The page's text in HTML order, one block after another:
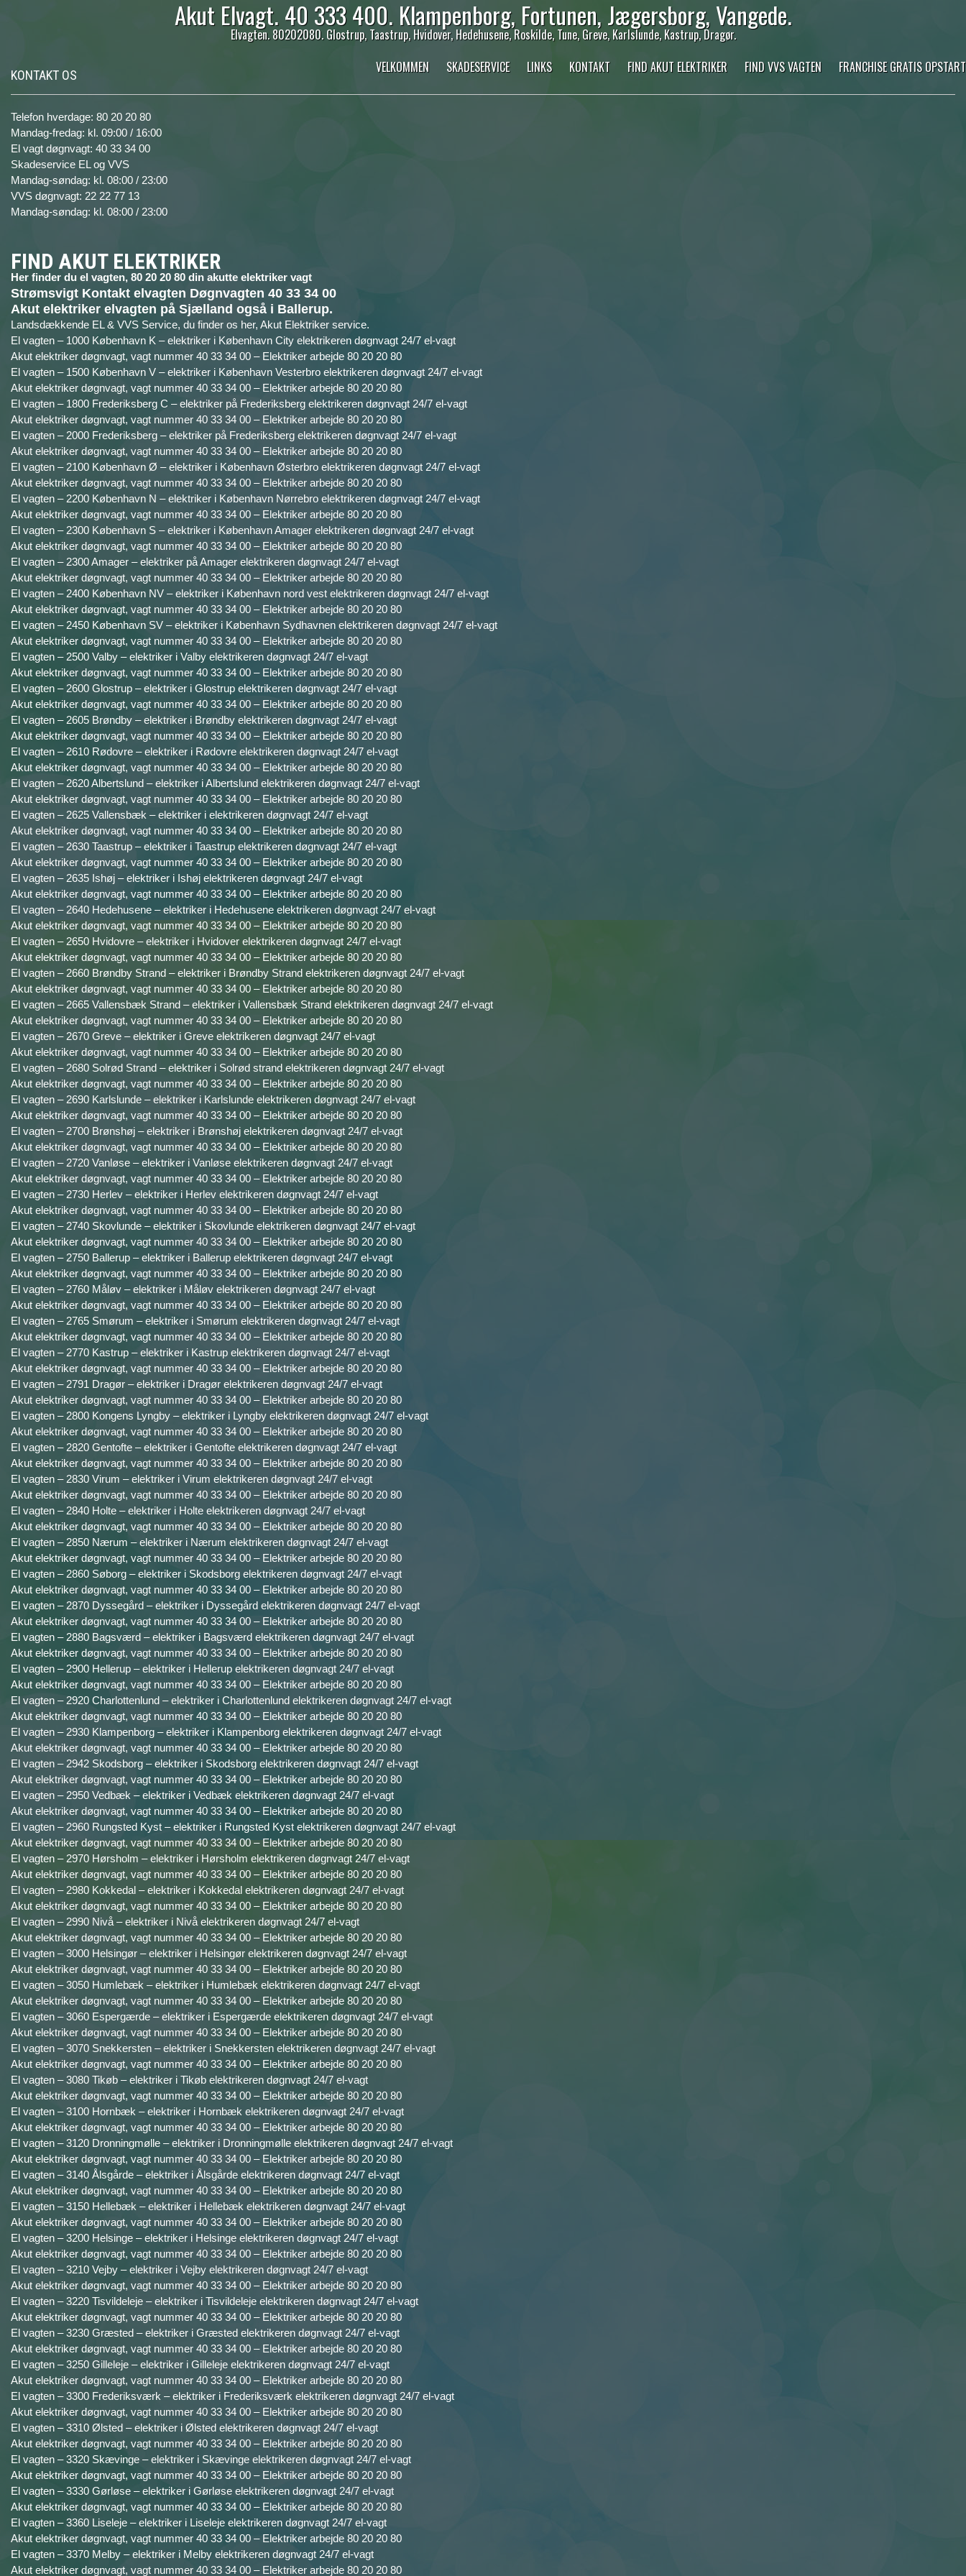
Akut Elvagt. 40 333 400. Klampenborg, Fortunen, Jægersborg, Vangede.
Elvagten. 80202080. Glostrup, Taastrup, Hvidover, Hedehusene, Roskilde, Tune, Greve, Karlslunde, Kastrup, Dragør.
VELKOMMEN
SKADESERVICE LINKS KONTAKT FIND AKUT ELEKTRIKER FIND VVS VAGTEN FRANCHISE GRATIS OPSTART
KONTAKT OS
Telefon hverdage: 80 20 20 80
Mandag-fredag: kl. 09:00 / 16:00
El vagt døgnvagt: 40 33 34 00
Skadeservice EL og VVS
Mandag-søndag: kl. 08:00 / 23:00
VVS døgnvagt: 22 22 77 13
Mandag-søndag: kl. 08:00 / 23:00
FIND AKUT ELEKTRIKER
Her finder du el vagten, 80 20 20 80 din akutte elektriker vagt
Strømsvigt Kontakt elvagten Døgnvagten 40 33 34 00
Akut elektriker elvagten på Sjælland også i Ballerup.
Landsdækkende EL & VVS Service, du finder os her, Akut Elektriker service.
El vagten – 1000 København K – elektriker i København City elektrikeren døgnvagt 24/7 el-vagt
Akut elektriker døgnvagt, vagt nummer 40 33 34 00 – Elektriker arbejde 80 20 20 80
El vagten – 1500 København V – elektriker i København Vesterbro elektrikeren døgnvagt 24/7 el-vagt
Akut elektriker døgnvagt, vagt nummer 40 33 34 00 – Elektriker arbejde 80 20 20 80
El vagten – 1800 Frederiksberg C – elektriker på Frederiksberg elektrikeren døgnvagt 24/7 el-vagt
Akut elektriker døgnvagt, vagt nummer 40 33 34 00 – Elektriker arbejde 80 20 20 80
El vagten – 2000 Frederiksberg – elektriker på Frederiksberg elektrikeren døgnvagt 24/7 el-vagt
Akut elektriker døgnvagt, vagt nummer 40 33 34 00 – Elektriker arbejde 80 20 20 80
El vagten – 2100 København Ø – elektriker i København Østerbro elektrikeren døgnvagt 24/7 el-vagt
Akut elektriker døgnvagt, vagt nummer 40 33 34 00 – Elektriker arbejde 80 20 20 80
El vagten – 2200 København N – elektriker i København Nørrebro elektrikeren døgnvagt 24/7 el-vagt
Akut elektriker døgnvagt, vagt nummer 40 33 34 00 – Elektriker arbejde 80 20 20 80
El vagten – 2300 København S – elektriker i København Amager elektrikeren døgnvagt 24/7 el-vagt
Akut elektriker døgnvagt, vagt nummer 40 33 34 00 – Elektriker arbejde 80 20 20 80
El vagten – 2300 Amager – elektriker på Amager elektrikeren døgnvagt 24/7 el-vagt
Akut elektriker døgnvagt, vagt nummer 40 33 34 00 – Elektriker arbejde 80 20 20 80
El vagten – 2400 København NV – elektriker i København nord vest elektrikeren døgnvagt 24/7 el-vagt
Akut elektriker døgnvagt, vagt nummer 40 33 34 00 – Elektriker arbejde 80 20 20 80
El vagten – 2450 København SV – elektriker i København Sydhavnen elektrikeren døgnvagt 24/7 el-vagt
Akut elektriker døgnvagt, vagt nummer 40 33 34 00 – Elektriker arbejde 80 20 20 80
El vagten – 2500 Valby – elektriker i Valby elektrikeren døgnvagt 24/7 el-vagt
Akut elektriker døgnvagt, vagt nummer 40 33 34 00 – Elektriker arbejde 80 20 20 80
El vagten – 2600 Glostrup – elektriker i Glostrup elektrikeren døgnvagt 24/7 el-vagt
Akut elektriker døgnvagt, vagt nummer 40 33 34 00 – Elektriker arbejde 80 20 20 80
El vagten – 2605 Brøndby – elektriker i Brøndby elektrikeren døgnvagt 24/7 el-vagt
Akut elektriker døgnvagt, vagt nummer 40 33 34 00 – Elektriker arbejde 80 20 20 80
El vagten – 2610 Rødovre – elektriker i Rødovre elektrikeren døgnvagt 24/7 el-vagt
Akut elektriker døgnvagt, vagt nummer 40 33 34 00 – Elektriker arbejde 80 20 20 80
El vagten – 2620 Albertslund – elektriker i Albertslund elektrikeren døgnvagt 24/7 el-vagt
Akut elektriker døgnvagt, vagt nummer 40 33 34 00 – Elektriker arbejde 80 20 20 80
El vagten – 2625 Vallensbæk – elektriker i elektrikeren døgnvagt 24/7 el-vagt
Akut elektriker døgnvagt, vagt nummer 40 33 34 00 – Elektriker arbejde 80 20 20 80
El vagten – 2630 Taastrup – elektriker i Taastrup elektrikeren døgnvagt 24/7 el-vagt
Akut elektriker døgnvagt, vagt nummer 40 33 34 00 – Elektriker arbejde 80 20 20 80
El vagten – 2635 Ishøj – elektriker i Ishøj elektrikeren døgnvagt 24/7 el-vagt
Akut elektriker døgnvagt, vagt nummer 40 33 34 00 – Elektriker arbejde 80 20 20 80
El vagten – 2640 Hedehusene – elektriker i Hedehusene elektrikeren døgnvagt 24/7 el-vagt
Akut elektriker døgnvagt, vagt nummer 40 33 34 00 – Elektriker arbejde 80 20 20 80
El vagten – 2650 Hvidovre – elektriker i Hvidover elektrikeren døgnvagt 24/7 el-vagt
Akut elektriker døgnvagt, vagt nummer 40 33 34 00 – Elektriker arbejde 80 20 20 80
El vagten – 2660 Brøndby Strand – elektriker i Brøndby Strand elektrikeren døgnvagt 24/7 el-vagt
Akut elektriker døgnvagt, vagt nummer 40 33 34 00 – Elektriker arbejde 80 20 20 80
El vagten – 2665 Vallensbæk Strand – elektriker i Vallensbæk Strand elektrikeren døgnvagt 24/7 el-vagt
Akut elektriker døgnvagt, vagt nummer 40 33 34 00 – Elektriker arbejde 80 20 20 80
El vagten – 2670 Greve – elektriker i Greve elektrikeren døgnvagt 24/7 el-vagt
Akut elektriker døgnvagt, vagt nummer 40 33 34 00 – Elektriker arbejde 80 20 20 80
El vagten – 2680 Solrød Strand – elektriker i Solrød strand elektrikeren døgnvagt 24/7 el-vagt
Akut elektriker døgnvagt, vagt nummer 40 33 34 00 – Elektriker arbejde 80 20 20 80
El vagten – 2690 Karlslunde – elektriker i Karlslunde elektrikeren døgnvagt 24/7 el-vagt
Akut elektriker døgnvagt, vagt nummer 40 33 34 00 – Elektriker arbejde 80 20 20 80
El vagten – 2700 Brønshøj – elektriker i Brønshøj elektrikeren døgnvagt 24/7 el-vagt
Akut elektriker døgnvagt, vagt nummer 40 33 34 00 – Elektriker arbejde 80 20 20 80
El vagten – 2720 Vanløse – elektriker i Vanløse elektrikeren døgnvagt 24/7 el-vagt
Akut elektriker døgnvagt, vagt nummer 40 33 34 00 – Elektriker arbejde 80 20 20 80
El vagten – 2730 Herlev – elektriker i Herlev elektrikeren døgnvagt 24/7 el-vagt
Akut elektriker døgnvagt, vagt nummer 40 33 34 00 – Elektriker arbejde 80 20 20 80
El vagten – 2740 Skovlunde – elektriker i Skovlunde elektrikeren døgnvagt 24/7 el-vagt
Akut elektriker døgnvagt, vagt nummer 40 33 34 00 – Elektriker arbejde 80 20 20 80
El vagten – 2750 Ballerup – elektriker i Ballerup elektrikeren døgnvagt 24/7 el-vagt
Akut elektriker døgnvagt, vagt nummer 40 33 34 00 – Elektriker arbejde 80 20 20 80
El vagten – 2760 Måløv – elektriker i Måløv elektrikeren døgnvagt 24/7 el-vagt
Akut elektriker døgnvagt, vagt nummer 40 33 34 00 – Elektriker arbejde 80 20 20 80
El vagten – 2765 Smørum – elektriker i Smørum elektrikeren døgnvagt 24/7 el-vagt
Akut elektriker døgnvagt, vagt nummer 40 33 34 00 – Elektriker arbejde 80 20 20 80
El vagten – 2770 Kastrup – elektriker i Kastrup elektrikeren døgnvagt 24/7 el-vagt
Akut elektriker døgnvagt, vagt nummer 40 33 34 00 – Elektriker arbejde 80 20 20 80
El vagten – 2791 Dragør – elektriker i Dragør elektrikeren døgnvagt 24/7 el-vagt
Akut elektriker døgnvagt, vagt nummer 40 33 34 00 – Elektriker arbejde 80 20 20 80
El vagten – 2800 Kongens Lyngby – elektriker i Lyngby elektrikeren døgnvagt 24/7 el-vagt
Akut elektriker døgnvagt, vagt nummer 40 33 34 00 – Elektriker arbejde 80 20 20 80
El vagten – 2820 Gentofte – elektriker i Gentofte elektrikeren døgnvagt 24/7 el-vagt
Akut elektriker døgnvagt, vagt nummer 40 33 34 00 – Elektriker arbejde 80 20 20 80
El vagten – 2830 Virum – elektriker i Virum elektrikeren døgnvagt 24/7 el-vagt
Akut elektriker døgnvagt, vagt nummer 40 33 34 00 – Elektriker arbejde 80 20 20 80
El vagten – 2840 Holte – elektriker i Holte elektrikeren døgnvagt 24/7 el-vagt
Akut elektriker døgnvagt, vagt nummer 40 33 34 00 – Elektriker arbejde 80 20 20 80
El vagten – 2850 Nærum – elektriker i Nærum elektrikeren døgnvagt 24/7 el-vagt
Akut elektriker døgnvagt, vagt nummer 40 33 34 00 – Elektriker arbejde 80 20 20 80
El vagten – 2860 Søborg – elektriker i Skodsborg elektrikeren døgnvagt 24/7 el-vagt
Akut elektriker døgnvagt, vagt nummer 40 33 34 00 – Elektriker arbejde 80 20 20 80
El vagten – 2870 Dyssegård – elektriker i Dyssegård elektrikeren døgnvagt 24/7 el-vagt
Akut elektriker døgnvagt, vagt nummer 40 33 34 00 – Elektriker arbejde 80 20 20 80
El vagten – 2880 Bagsværd – elektriker i Bagsværd elektrikeren døgnvagt 24/7 el-vagt
Akut elektriker døgnvagt, vagt nummer 40 33 34 00 – Elektriker arbejde 80 20 20 80
El vagten – 2900 Hellerup – elektriker i Hellerup elektrikeren døgnvagt 24/7 el-vagt
Akut elektriker døgnvagt, vagt nummer 40 33 34 00 – Elektriker arbejde 80 20 20 80
El vagten – 2920 Charlottenlund – elektriker i Charlottenlund elektrikeren døgnvagt 24/7 el-vagt
Akut elektriker døgnvagt, vagt nummer 40 33 34 00 – Elektriker arbejde 80 20 20 80
El vagten – 2930 Klampenborg – elektriker i Klampenborg elektrikeren døgnvagt 24/7 el-vagt
Akut elektriker døgnvagt, vagt nummer 40 33 34 00 – Elektriker arbejde 80 20 20 80
El vagten – 2942 Skodsborg – elektriker i Skodsborg elektrikeren døgnvagt 24/7 el-vagt
Akut elektriker døgnvagt, vagt nummer 40 33 34 00 – Elektriker arbejde 80 20 20 80
El vagten – 2950 Vedbæk – elektriker i Vedbæk elektrikeren døgnvagt 24/7 el-vagt
Akut elektriker døgnvagt, vagt nummer 40 33 34 00 – Elektriker arbejde 80 20 20 80
El vagten – 2960 Rungsted Kyst – elektriker i Rungsted Kyst elektrikeren døgnvagt 24/7 el-vagt
Akut elektriker døgnvagt, vagt nummer 40 33 34 00 – Elektriker arbejde 80 20 20 80
El vagten – 2970 Hørsholm – elektriker i Hørsholm elektrikeren døgnvagt 24/7 el-vagt
Akut elektriker døgnvagt, vagt nummer 40 33 34 00 – Elektriker arbejde 80 20 20 80
El vagten – 2980 Kokkedal – elektriker i Kokkedal elektrikeren døgnvagt 24/7 el-vagt
Akut elektriker døgnvagt, vagt nummer 40 33 34 00 – Elektriker arbejde 80 20 20 80
El vagten – 2990 Nivå – elektriker i Nivå elektrikeren døgnvagt 24/7 el-vagt
Akut elektriker døgnvagt, vagt nummer 40 33 34 00 – Elektriker arbejde 80 20 20 80
El vagten – 3000 Helsingør – elektriker i Helsingør elektrikeren døgnvagt 24/7 el-vagt
Akut elektriker døgnvagt, vagt nummer 40 33 34 00 – Elektriker arbejde 80 20 20 80
El vagten – 3050 Humlebæk – elektriker i Humlebæk elektrikeren døgnvagt 24/7 el-vagt
Akut elektriker døgnvagt, vagt nummer 40 33 34 00 – Elektriker arbejde 80 20 20 80
El vagten – 3060 Espergærde – elektriker i Espergærde elektrikeren døgnvagt 24/7 el-vagt
Akut elektriker døgnvagt, vagt nummer 40 33 34 00 – Elektriker arbejde 80 20 20 80
El vagten – 3070 Snekkersten – elektriker i Snekkersten elektrikeren døgnvagt 24/7 el-vagt
Akut elektriker døgnvagt, vagt nummer 40 33 34 00 – Elektriker arbejde 80 20 20 80
El vagten – 3080 Tikøb – elektriker i Tikøb elektrikeren døgnvagt 24/7 el-vagt
Akut elektriker døgnvagt, vagt nummer 40 33 34 00 – Elektriker arbejde 80 20 20 80
El vagten – 3100 Hornbæk – elektriker i Hornbæk elektrikeren døgnvagt 24/7 el-vagt
Akut elektriker døgnvagt, vagt nummer 40 33 34 00 – Elektriker arbejde 80 20 20 80
El vagten – 3120 Dronningmølle – elektriker i Dronningmølle elektrikeren døgnvagt 24/7 el-vagt
Akut elektriker døgnvagt, vagt nummer 40 33 34 00 – Elektriker arbejde 80 20 20 80
El vagten – 3140 Ålsgårde – elektriker i Ålsgårde elektrikeren døgnvagt 24/7 el-vagt
Akut elektriker døgnvagt, vagt nummer 40 33 34 00 – Elektriker arbejde 80 20 20 80
El vagten – 3150 Hellebæk – elektriker i Hellebæk elektrikeren døgnvagt 24/7 el-vagt
Akut elektriker døgnvagt, vagt nummer 40 33 34 00 – Elektriker arbejde 80 20 20 80
El vagten – 3200 Helsinge – elektriker i Helsinge elektrikeren døgnvagt 24/7 el-vagt
Akut elektriker døgnvagt, vagt nummer 40 33 34 00 – Elektriker arbejde 80 20 20 80
El vagten – 3210 Vejby – elektriker i Vejby elektrikeren døgnvagt 24/7 el-vagt
Akut elektriker døgnvagt, vagt nummer 40 33 34 00 – Elektriker arbejde 80 20 20 80
El vagten – 3220 Tisvildeleje – elektriker i Tisvildeleje elektrikeren døgnvagt 24/7 el-vagt
Akut elektriker døgnvagt, vagt nummer 40 33 34 00 – Elektriker arbejde 80 20 20 80
El vagten – 3230 Græsted – elektriker i Græsted elektrikeren døgnvagt 24/7 el-vagt
Akut elektriker døgnvagt, vagt nummer 40 33 34 00 – Elektriker arbejde 80 20 20 80
El vagten – 3250 Gilleleje – elektriker i Gilleleje elektrikeren døgnvagt 24/7 el-vagt
Akut elektriker døgnvagt, vagt nummer 40 33 34 00 – Elektriker arbejde 80 20 20 80
El vagten – 3300 Frederiksværk – elektriker i Frederiksværk elektrikeren døgnvagt 24/7 el-vagt
Akut elektriker døgnvagt, vagt nummer 40 33 34 00 – Elektriker arbejde 80 20 20 80
El vagten – 3310 Ølsted – elektriker i Ølsted elektrikeren døgnvagt 24/7 el-vagt
Akut elektriker døgnvagt, vagt nummer 40 33 34 00 – Elektriker arbejde 80 20 20 80
El vagten – 3320 Skævinge – elektriker i Skævinge elektrikeren døgnvagt 24/7 el-vagt
Akut elektriker døgnvagt, vagt nummer 40 33 34 00 – Elektriker arbejde 80 20 20 80
El vagten – 3330 Gørløse – elektriker i Gørløse elektrikeren døgnvagt 24/7 el-vagt
Akut elektriker døgnvagt, vagt nummer 40 33 34 00 – Elektriker arbejde 80 20 20 80
El vagten – 3360 Liseleje – elektriker i Liseleje elektrikeren døgnvagt 24/7 el-vagt
Akut elektriker døgnvagt, vagt nummer 40 33 34 00 – Elektriker arbejde 80 20 20 80
El vagten – 3370 Melby – elektriker i Melby elektrikeren døgnvagt 24/7 el-vagt
Akut elektriker døgnvagt, vagt nummer 40 33 34 00 – Elektriker arbejde 80 20 20 80